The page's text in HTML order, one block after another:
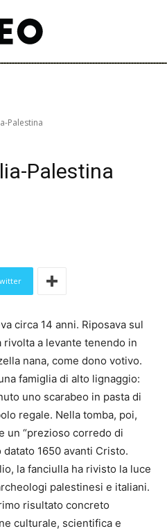
Palestina
Palestina
circa 14 anni. Riposava sul
a levante tenendo in
nana, come dono votivo.
famiglia di alto lignaggio:
uno scarabeo in pasta di
regale. Nella tomba, poi,
un “prezioso corredo di
1650 avanti Cristo.
la fanciulla ha rivisto la luce
palestinesi e italiani.
risultato concreto
culturale, scientifica e